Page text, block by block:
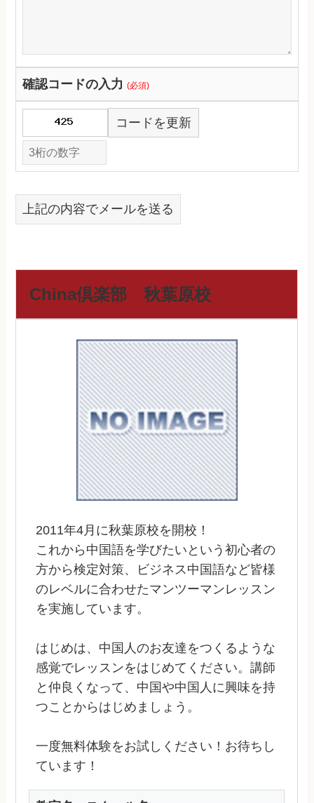
確認コードの入力(必須)
コードを更新
上記の内容でメールを送る
China倶楽部 秋葉原校
2011年4月に秋葉原校を開校！
これから中国語を学びたいという初心者の
方から検定対策、ビジネス中国語など皆様
のレベルに合わせたマンツーマンレッスン
を実施しています。
はじめは、中国人のお友達をつくるような
感覚でレッスンをはじめてください。講師
と仲良くなって、中国や中国人に興味を持
つことからはじめましょう。
一度無料体験をお試しください！お待ちし
ています！